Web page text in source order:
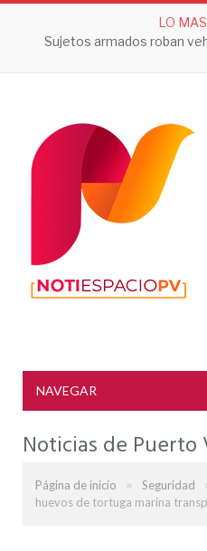
LO
Sujetos armados roban
NAVEGAR
Noticias de Puerto
Página de inicio » Seguridad
huevos de tortuga marina